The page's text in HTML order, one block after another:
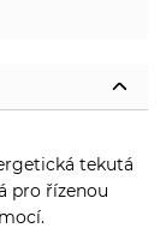
tekutá
pro řízenou